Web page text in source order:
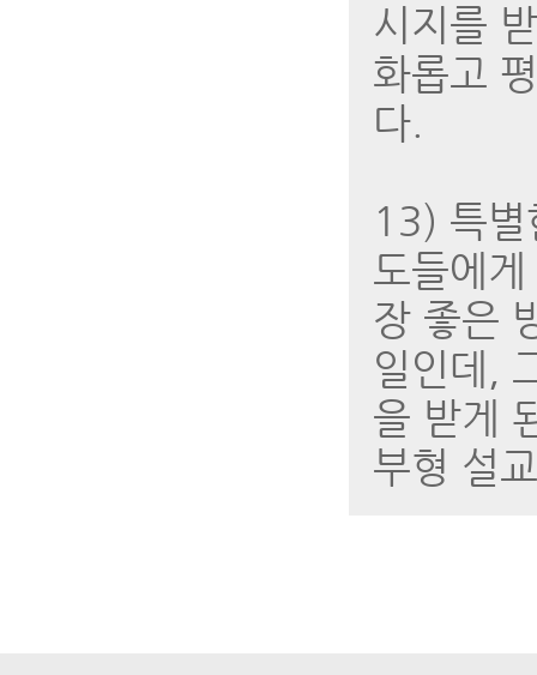
시지를
화롭고
다.
13) 특별
도들에
장 좋은
일인데,
을 받게
부형 설